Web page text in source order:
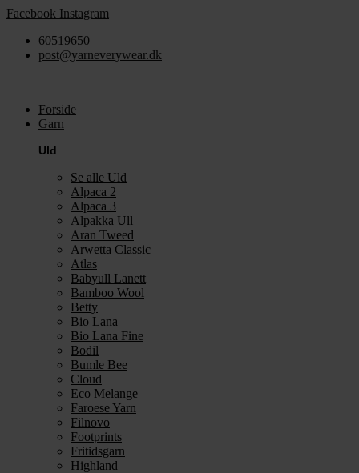
Videre
indhold
Facebook Instagram
60519650
post@yarneverywear.dk
Forside
Garn
Uld
Se alle Uld
Alpaca 2
Alpaca 3
Alpakka Ull
Aran Tweed
Arwetta Classic
Atlas
Babyull Lanett
Bamboo Wool
Betty
Bio Lana
Bio Lana Fine
Bodil
Bumle Bee
Cloud
Eco Melange
Faroese Yarn
Filnovo
Footprints
Fritidsgarn
Highland